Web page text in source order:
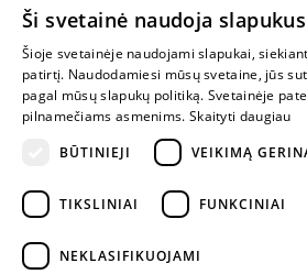
ŽAISTI
+370 600 84088
info@fantazijos.lt
Ši svetainė naudoja slapukus
Šioje svetainėje naudojami slapukai,
patirtį. Naudodamiesi mūsų svetaine, jūs
pagal mūsų slapukų politiką. Svetainėje
pilnamečiams asmenims. Skaityti daugiau
BŪTINIEJI
VEIKIMĄ
TIKSLINIAI FUNKCINIAI
NEKLASIFIKUOJAMI